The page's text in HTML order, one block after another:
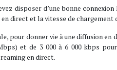
disposer d’une bonne
direct et la vitesse de chargement
pour donner vie à une diffusion
et de 3 000 à 6 000 kbps
en direct.